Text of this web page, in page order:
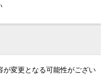
変更となる可能性がござい